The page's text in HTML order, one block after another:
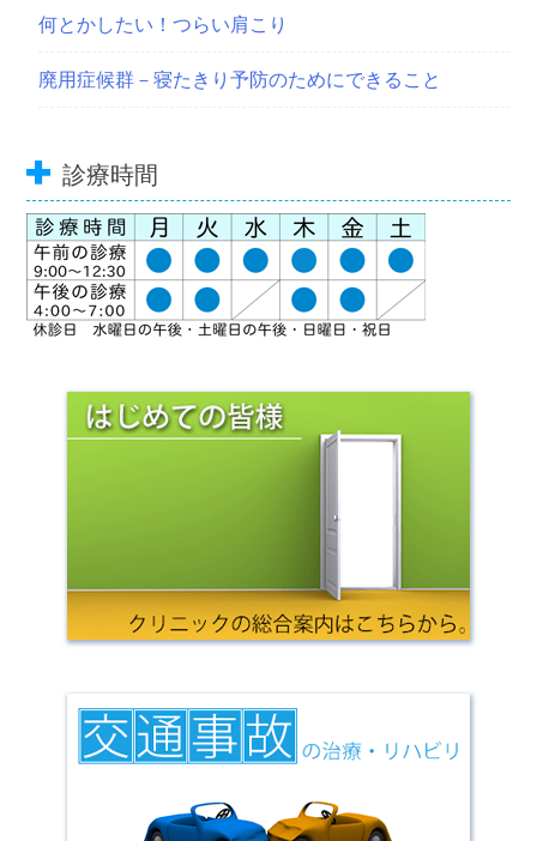
何とかしたい！つらい肩こり
廃用症候群－寝たきり予防のためにできること
診療時間